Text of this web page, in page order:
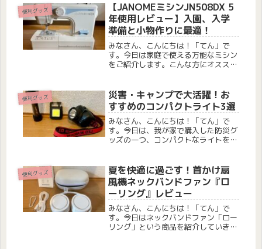
便利グッズ
【JANOMEミシンJN508DX 5
年使用レビュー】入園、入学
準備と小物作りに最適！
みなさん、こんにちは！「てん」で
す。今日は家庭で使える万能なミシン
をご紹介します。こんな方にオススメ
方3. ポーチや小物を手作りしたい方
JANOME ミシン 電動ミ...
便利グッズ
災害・キャンプで大活躍！お
すすめのコンパクトライト3選
みなさん、こんにちは！「てん」で
す。今日は、我が家で購入した防災グ
ッズの一つ、コンパクトなライトを3
大活躍しているアイテムです。どれも
特に優れていると感じたものばかりな
ので...
便利グッズ
夏を快適に過ごす！首かけ扇
風機ネックバンドファン『ロ
ーリング』レビュー
みなさん、こんにちは！「てん」で
す。今日はネックバンドファン「ロー
リング」という商品を紹介していきた